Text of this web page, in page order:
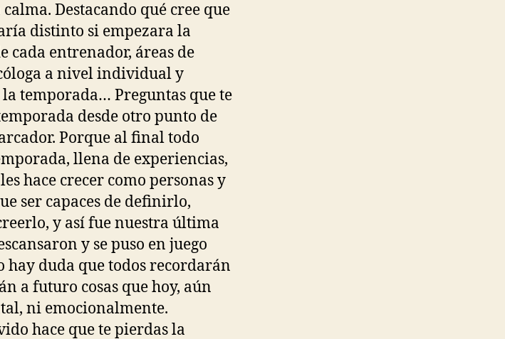
Destacando qué cree que
distinto si empezara la
cada entrenador, áreas de
a nivel individual y
temporada… Preguntas que te
desde otro punto de
Porque al final todo
llena de experiencias,
hace crecer como personas y
ser capaces de definirlo,
y así fue nuestra última
y se puso en juego
hay duda que todos recordarán
a futuro cosas que hoy, aún
ni emocionalmente.
hace que te pierdas la